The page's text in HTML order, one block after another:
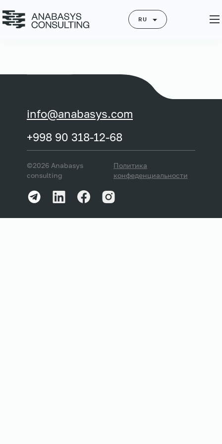
RU
info@anabasys.com
+998 90 318-12-68
©2026 Anabasys
consulting
Политика
конфеденциальности